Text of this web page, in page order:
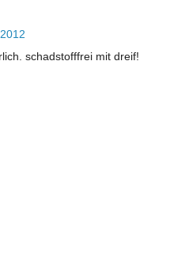
schadstofffrei mit dreif!